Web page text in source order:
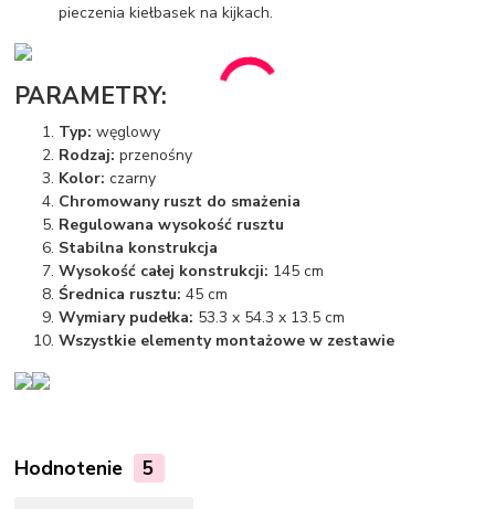
pieczenia kiełbasek na kijkach.
PARAMETRY:
Typ: węglowy
Rodzaj:przenośny
Kolor: czarny
Chromowany ruszt do smażenia
Regulowana wysokość rusztu
Stabilna konstrukcja
Wysokość całej konstrukcji: 145 cm
Średnica rusztu:45 cm
Wymiary pudełka: 53.3 x 54.3 x 13.5 cm
Wszystkie elementy montażowe w zestawie
Hodnotenie 5